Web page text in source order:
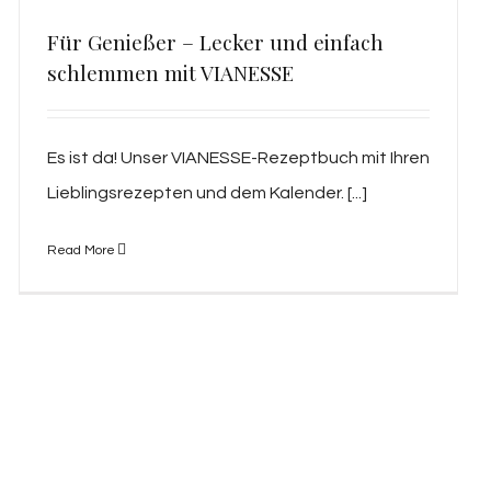
Für Genießer – Lecker und einfach
schlemmen mit VIANESSE
Es ist da! Unser VIANESSE-Rezeptbuch mit Ihren
Lieblingsrezepten und dem Kalender. [...]
Read More